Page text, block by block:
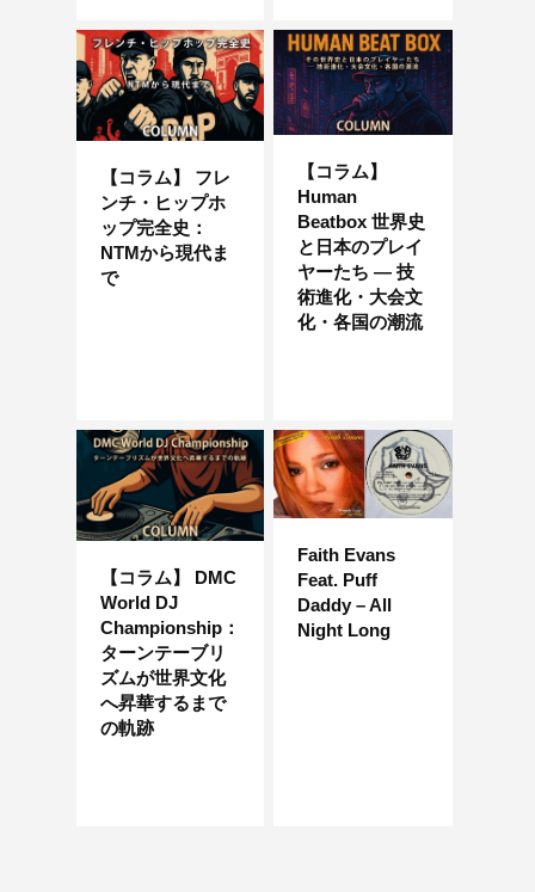
【コラム】 フレ
ンチ・ヒップホ
ップ完全史：
NTMから現代ま
で
【コラム】
Human
Beatbox 世界史
と日本のプレイ
ヤーたち ― 技
術進化・大会文
化・各国の潮流
【コラム】 DMC
World DJ
Championship：
ターンテーブリ
ズムが世界文化
へ昇華するまで
の軌跡
Faith Evans
Feat. Puff
Daddy – All
Night Long